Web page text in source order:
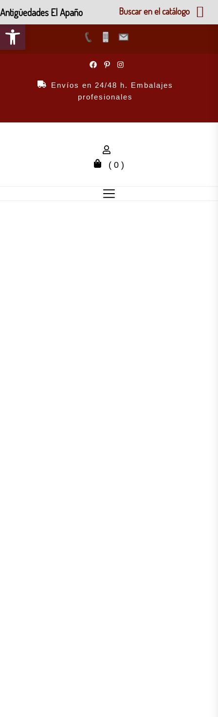
Abrir barra de herramientas
Envíos en 24/48 h. Embalajes
profesionales
( 0 )
Antigüedades El Apaño Buscar en el catálogo